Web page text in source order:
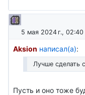
5 мая 2024 г., 02:40
Aksion написал(а):
Лучше сделать
Пусть и оно тоже